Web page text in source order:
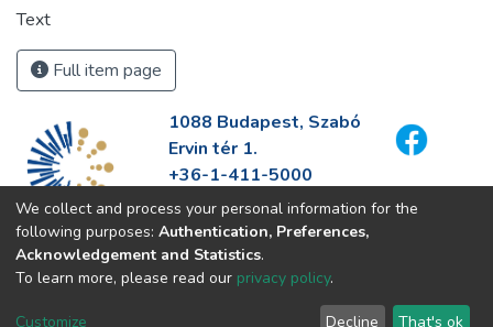
Text
Full item page
1088 Budapest, Szabó
Ervin tér 1.
+36-1-411-5000
info@fszek.hu
https://fszek.hu
We collect and process your personal information for the
following purposes: Authentication, Preferences,
Acknowledgement and Statistics.
To learn more, please read our privacy policy.
Customize Decline That's ok